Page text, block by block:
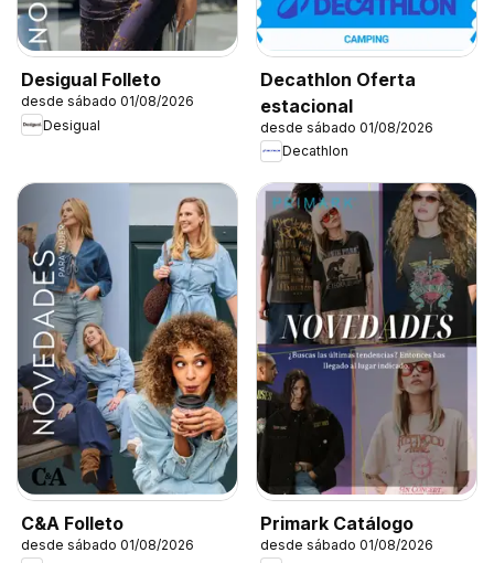
Desigual Folleto
desde sábado 01/08/2026
Desigual
Decathlon Oferta
estacional
desde sábado 01/08/2026
Decathlon
C&A Folleto
desde sábado 01/08/2026
Primark Catálogo
desde sábado 01/08/2026